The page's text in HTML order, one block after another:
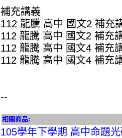
補充講義
112 龍騰 高中 國文2 補充
112 龍騰 高中 國文2 補充
112 龍騰 高中 國文4 補充
112 龍騰 高中 國文4 補充
--
相關商品:
105學年下學期 高中命題